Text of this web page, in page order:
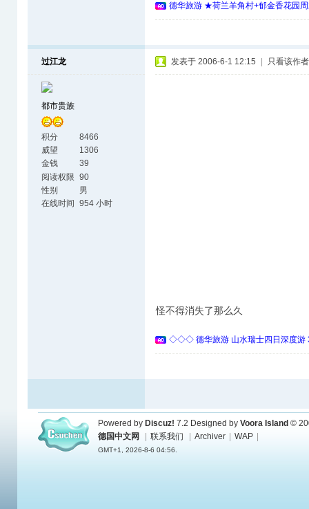
德华旅游 ★荷兰羊角村+郁金香花园
过江龙
都市贵族
积分
8466
威望
1306
金钱
39
阅读权限 90
性别
男
在线时间
954 小时
发表于 2006-6-1 12:15 只看该作者
怪不得消失了那么久
◇◇◇ 德华旅游 山水瑞士四日深度
Powered by Discuz! 7.2 Designed by Voora Island ©
德国中文网
联系我们 Archiver WAP
GMT+1, 2026-8-6 04:56.